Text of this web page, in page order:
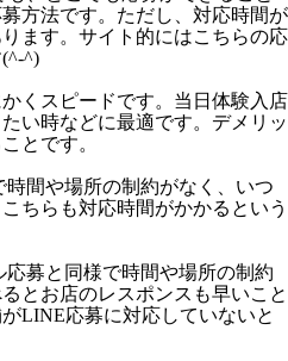
方法です。ただし、対応時間が
ます。サイト的にはこちらの応
^)
くスピードです。当日体験入店
い時などに最適です。デメリッ
とです。
時間や場所の制約がなく、いつ
ちらも対応時間がかかるという
応募と同様で時間や場所の制約
とお店のレスポンスも早いこと
LINE応募に対応していないと